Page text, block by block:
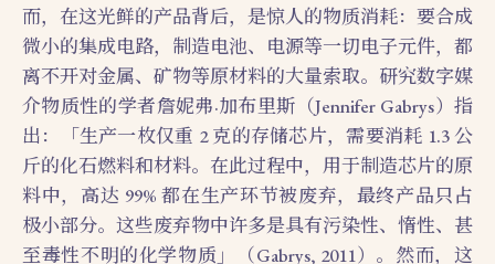
而，在这光鲜的产品背后，是惊人的物质消耗：要合成
微小的集成电路，制造电池、电源等一切电子元件，都
离不开对金属、矿物等原材料的大量索取。研究数字媒
介物质性的学者詹妮弗·加布里斯（Jennifer Gabrys）指
出：「生产一枚仅重 2 克的存储芯片，需要消耗 1.3 公
斤的化石燃料和材料。在此过程中，用于制造芯片的原
料中，高达 99% 都在生产环节被废弃，最终产品只占
极小部分。这些废弃物中许多是具有污染性、惰性、甚
至毒性不明的化学物质」（Gabrys, 2011）。然而，这